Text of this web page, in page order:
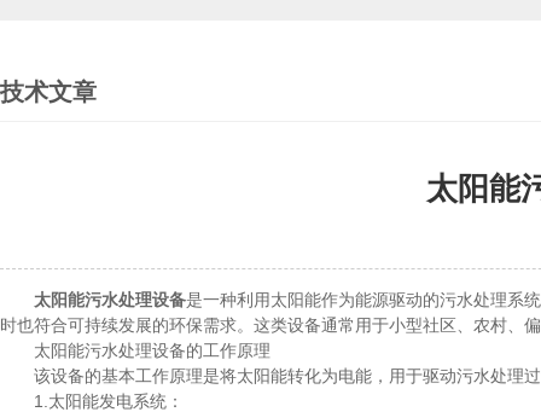
技术文章
太阳能
太阳能污水处理设备是一种利用太阳能作为能源驱动的污水处理系
时也符合可持续发展的环保需求。这类设备通常用于小型社区、农村、
太阳能污水处理设备的工作原理
该设备的基本工作原理是将太阳能转化为电能，用于驱动污水处理
1.太阳能发电系统：